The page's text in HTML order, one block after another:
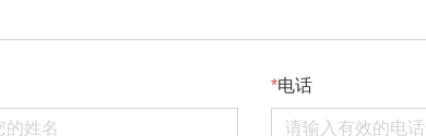
电话